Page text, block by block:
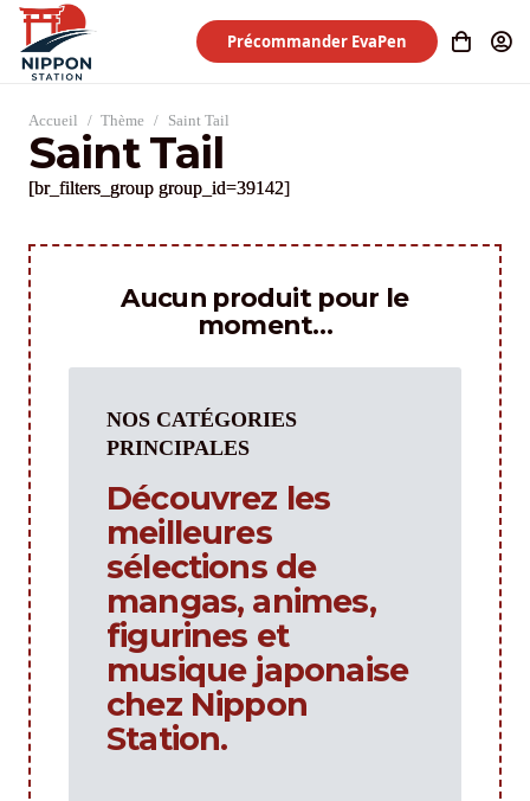
Précommander EvaPen
Accueil / Thème / Saint Tail
Saint Tail
[br_filters_group group_id=39142]
Aucun produit pour le
moment…
NOS CATÉGORIES
PRINCIPALES
Découvrez les
meilleures
sélections de
mangas, animes,
figurines et
musique japonaise
chez Nippon
Station.